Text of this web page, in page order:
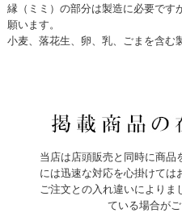
縁（ミミ）の部分は製造に必要です
願います。
小麦、落花生、卵、乳、ごまを含む
当店は店頭販売と同時に商品
には迅速な対応を心掛けては
ご注文との入れ違いによりま
ている場合がご